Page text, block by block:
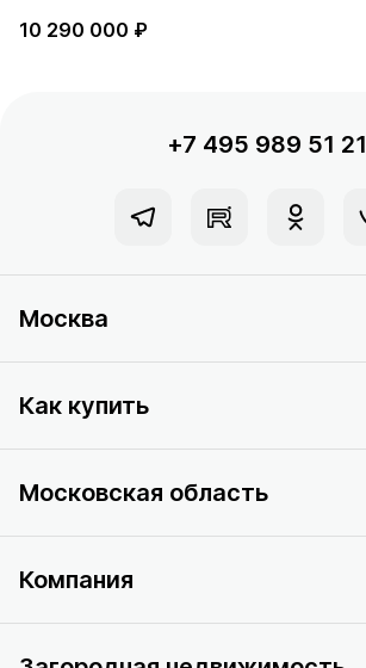
10 290 000 ₽
+7 495 989 51 21
Москва
Как купить
Московская область
Компания